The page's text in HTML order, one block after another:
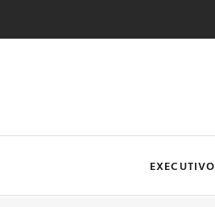
EXECUTIVO